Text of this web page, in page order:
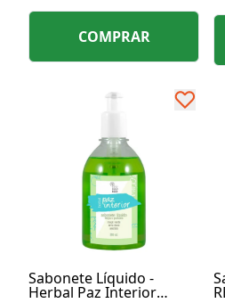
COMPRAR
Sabonete Líquido -
Herbal Paz Interior